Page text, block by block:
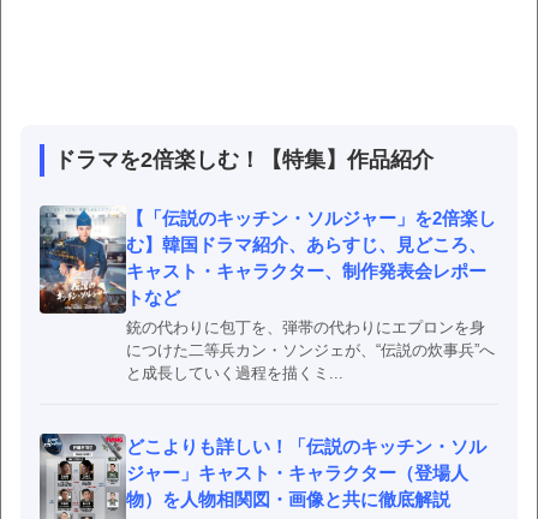
ドラマを2倍楽しむ！【特集】作品紹介
【「伝説のキッチン・ソルジャー」を2倍楽し
む】韓国ドラマ紹介、あらすじ、見どころ、
キャスト・キャラクター、制作発表会レポー
トなど
銃の代わりに包丁を、弾帯の代わりにエプロンを身
につけた二等兵カン・ソンジェが、“伝説の炊事兵”へ
と成長していく過程を描くミ...
どこよりも詳しい！「伝説のキッチン・ソル
ジャー」キャスト・キャラクター（登場人
物）を人物相関図・画像と共に徹底解説